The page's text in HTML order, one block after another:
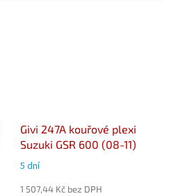
Givi 247A kouřové plexi
Suzuki GSR 600 (08-11)
5 dní
1 507,44 Kč bez DPH